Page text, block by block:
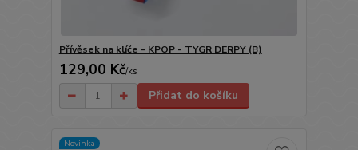
Přívěsek na klíče - KPOP - TYGR DERPY (B)
129,00 Kč/ks
Přidat do košíku
Novinka